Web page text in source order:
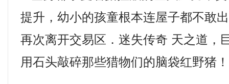
提升，幼小的孩童根本连屋子都不敢
再次离开交易区．迷失传奇 天之道，
用石头敲碎那些猎物们的脑袋红野猪！